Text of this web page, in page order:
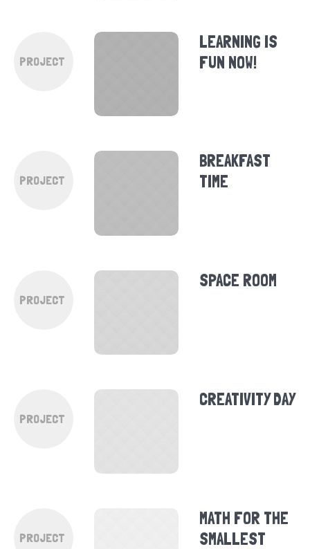
PROJECT
LEARNING IS
FUN NOW!
PROJECT
BREAKFAST
TIME
PROJECT
SPACE ROOM
PROJECT
CREATIVITY DAY
PROJECT
MATH FOR THE
SMALLEST